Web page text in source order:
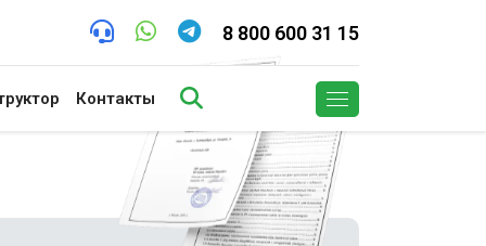
8 800 600 31 15
Контакты